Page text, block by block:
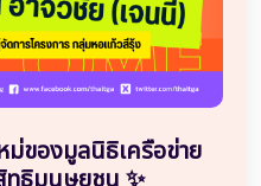
ของมูลนิธิเครือข่าย